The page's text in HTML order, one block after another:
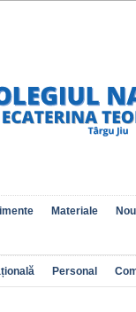
Materiale
Personal